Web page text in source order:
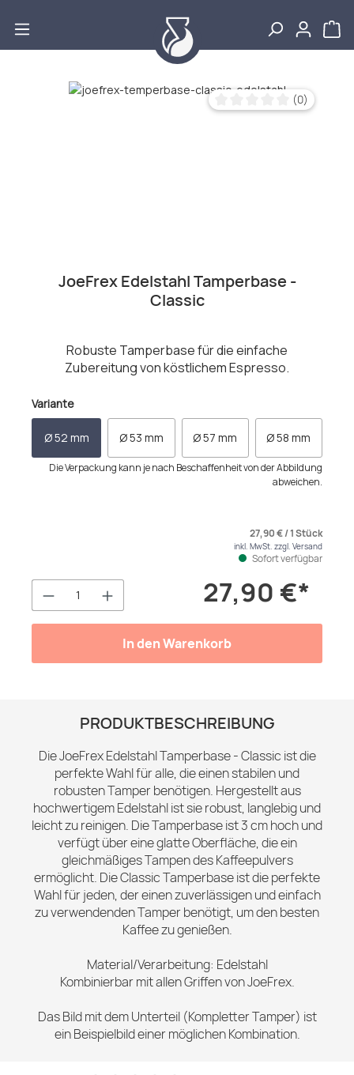
Durchschnittliche
(0)
Bildergalerie überspringen
JoeFrex Edelstahl Tamperbase -
Classic
Robuste Tamperbase für die einfache
Zubereitung von köstlichem Espresso.
Varianteauswählen
Ø 52 mm Ø 53 mm Ø 57 mm Ø 58 mm
Die Verpackung kann je nach Beschaffenheit von der Abbildung
abweichen.
Produkt Anzahl: Gib den27,90 €*
27,90 € / 1 Stück
inkl. MwSt. zzgl. Versand
Sofort verfügbar
In den Warenkorb
PRODUKTBESCHREIBUNG
Die JoeFrex Edelstahl Tamperbase - Classic ist die
perfekte Wahl für alle, die einen stabilen und
robusten Tamper benötigen. Hergestellt aus
hochwertigem Edelstahl ist sie robust, langlebig und
leicht zu reinigen. Die Tamperbase ist 3 cm hoch und
verfügt über eine glatte Oberfläche, die ein
gleichmäßiges Tampen des Kaffeepulvers
ermöglicht. Die Classic Tamperbase ist die perfekte
Wahl für jeden, der einen zuverlässigen und einfach
zu verwendenden Tamper benötigt, um den besten
Kaffee zu genießen.
Material/Verarbeitung: Edelstahl
Kombinierbar mit allen Griffen von JoeFrex.
Das Bild mit dem Unterteil (Kompletter Tamper) ist
ein Beispielbild einer möglichen Kombination.